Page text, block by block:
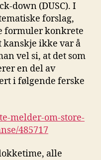
down (DUSC). I
forslag,
formuler konkrete
ikke var å
vel si, at det som
en del av
i følgende ferske
melder-om-store-
485717
alle